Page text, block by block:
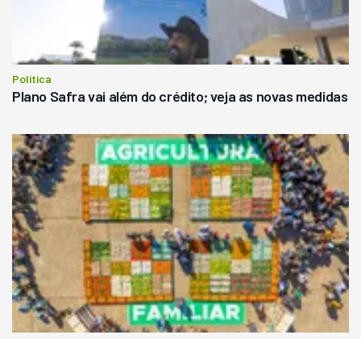
Política
Plano Safra vai além do crédito; veja as novas medidas